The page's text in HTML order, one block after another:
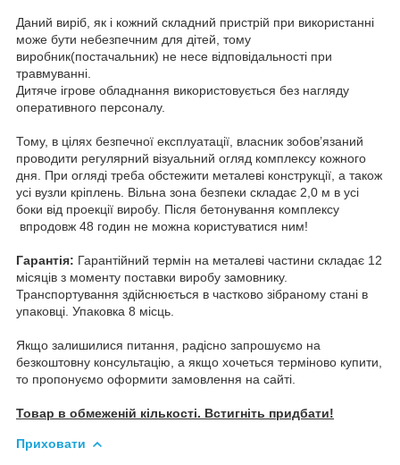
Даний виріб, як і кожний складний пристрій при використанні
може бути небезпечним для дітей, тому
виробник(постачальник) не несе відповідальності при
травмуванні.
Дитяче ігрове обладнання використовується без нагляду
оперативного персоналу.
Тому, в цілях безпечної експлуатації, власник зобов’язаний
проводити регулярний візуальний огляд комплексу кожного
дня. При огляді треба обстежити металеві конструкції, а також
усі вузли кріплень. Вільна зона безпеки складає 2,0 м в усі
боки від проекції виробу. Після бетонування комплексу
впродовж 48 годин не можна користуватися ним!
Гарантія: Гарантійний термін на металеві частини складає 12
місяців з моменту поставки виробу замовнику.
Транспортування здійснюється в частково зібраному стані в
упаковці. Упаковка 8 місць.
Якщо залишилися питання, радісно запрошуємо на
безкоштовну консультацію, а якщо хочеться терміново купити,
то пропонуємо оформити замовлення на сайті.
Товар в обмеженій кількості. Встигніть придбати!
Приховати